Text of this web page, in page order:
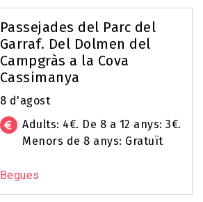
Passejades del Parc del
Garraf. Del Dolmen del
Campgràs a la Cova
Cassimanya
8 d'agost
Adults: 4€. De 8 a 12 anys: 3€.
Menors de 8 anys: Gratuït
Begues